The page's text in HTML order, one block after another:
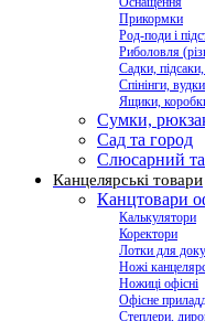
Прикормки
Род-поди і
Риболовля
Садки,
Спінінги, вудки
Ящики,
Сумки,
Сад та город
Слюсарний та
Канцелярські товари
Канцтовари
Калькулятори
Коректори
Лотки для
Ножі
Ножиці офісні
Офісне
Степлери,